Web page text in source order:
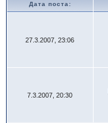
Дата поста:
27.3.2007, 23:06
7.3.2007, 20:30